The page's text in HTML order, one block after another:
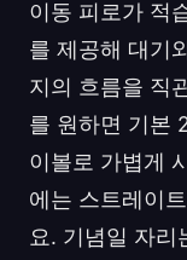
이동 피로가 적
를 제공해 대기
지의 흐름을 직
를 원하면 기본
이볼로 가볍게
에는 스트레이
요. 기념일 자